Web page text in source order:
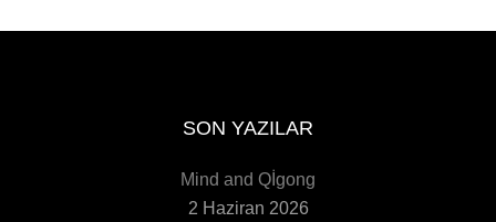
SON YAZILAR
Mind and Qİgong
2 Haziran 2026